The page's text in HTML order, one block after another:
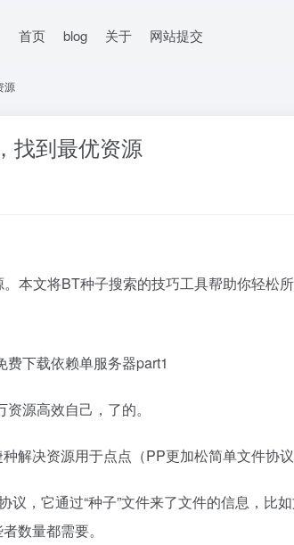
首页 blog 关于 网站提交
源
找到最优资源
本文将BT种子搜索的技巧工具帮助你轻
下载依赖单服务器part1
源高效自己，了的。
解决资源用于点点（PP更加松简单文件协
议，它通过“种子”文件来了文件的信息，比
数量都需要。